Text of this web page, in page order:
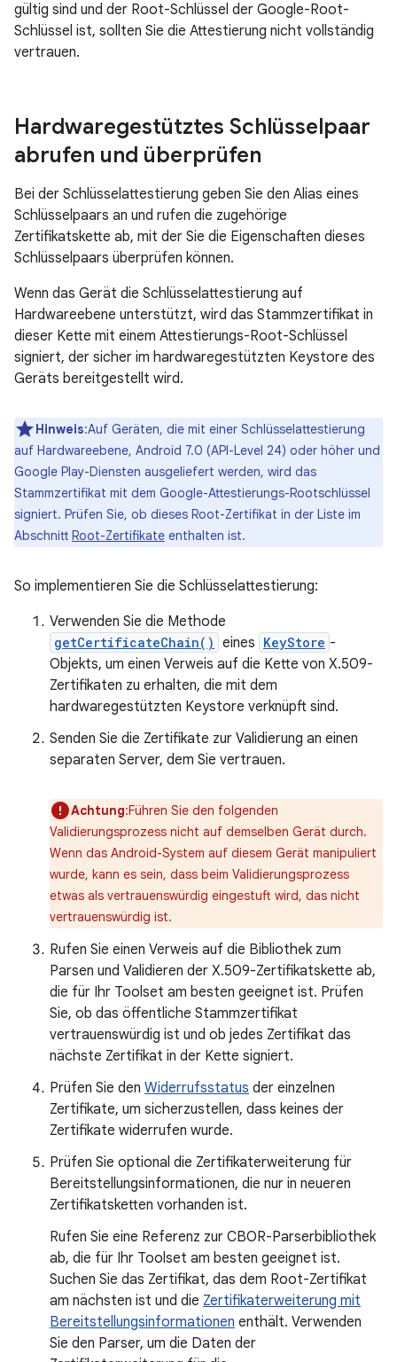
gültig sind und der Root-Schlüssel der Google-Root-
Schlüssel ist, sollten Sie die Attestierung nicht vollständig
vertrauen.
Hardwaregestütztes Schlüsselpaar
abrufen und überprüfen
Bei der Schlüsselattestierung geben Sie den Alias eines
Schlüsselpaars an und rufen die zugehörige
Zertifikatskette ab, mit der Sie die Eigenschaften dieses
Schlüsselpaars überprüfen können.
Wenn das Gerät die Schlüsselattestierung auf
Hardwareebene unterstützt, wird das Stammzertifikat in
dieser Kette mit einem Attestierungs-Root-Schlüssel
signiert, der sicher im hardwaregestützten Keystore des
Geräts bereitgestellt wird.
Hinweis:Auf Geräten, die mit einer Schlüsselattestierung
auf Hardwareebene, Android 7.0 (API-Level 24) oder höher und
Google Play-Diensten ausgeliefert werden, wird das
Stammzertifikat mit dem Google-Attestierungs-Rootschlüssel
signiert. Prüfen Sie, ob dieses Root-Zertifikat in der Liste im
Abschnitt Root-Zertifikate enthalten ist.
So implementieren Sie die Schlüsselattestierung:
Verwenden Sie die Methode
getCertificateChain() eines KeyStore -
Objekts, um einen Verweis auf die Kette von X.509-
Zertifikaten zu erhalten, die mit dem
hardwaregestützten Keystore verknüpft sind.
Senden Sie die Zertifikate zur Validierung an einen
separaten Server, dem Sie vertrauen.
Achtung:Führen Sie den folgenden
Validierungsprozess nicht auf demselben Gerät durch.
Wenn das Android-System auf diesem Gerät manipuliert
wurde, kann es sein, dass beim Validierungsprozess
etwas als vertrauenswürdig eingestuft wird, das nicht
vertrauenswürdig ist.
Rufen Sie einen Verweis auf die Bibliothek zum
Parsen und Validieren der X.509-Zertifikatskette ab,
die für Ihr Toolset am besten geeignet ist. Prüfen
Sie, ob das öffentliche Stammzertifikat
vertrauenswürdig ist und ob jedes Zertifikat das
nächste Zertifikat in der Kette signiert.
Prüfen Sie den Widerrufsstatus der einzelnen
Zertifikate, um sicherzustellen, dass keines der
Zertifikate widerrufen wurde.
Prüfen Sie optional die Zertifikaterweiterung für
Bereitstellungsinformationen, die nur in neueren
Zertifikatsketten vorhanden ist.
Rufen Sie eine Referenz zur CBOR-Parserbibliothek
ab, die für Ihr Toolset am besten geeignet ist.
Suchen Sie das Zertifikat, das dem Root-Zertifikat
am nächsten ist und die Zertifikaterweiterung mit
Bereitstellungsinformationen enthält. Verwenden
Sie den Parser, um die Daten der